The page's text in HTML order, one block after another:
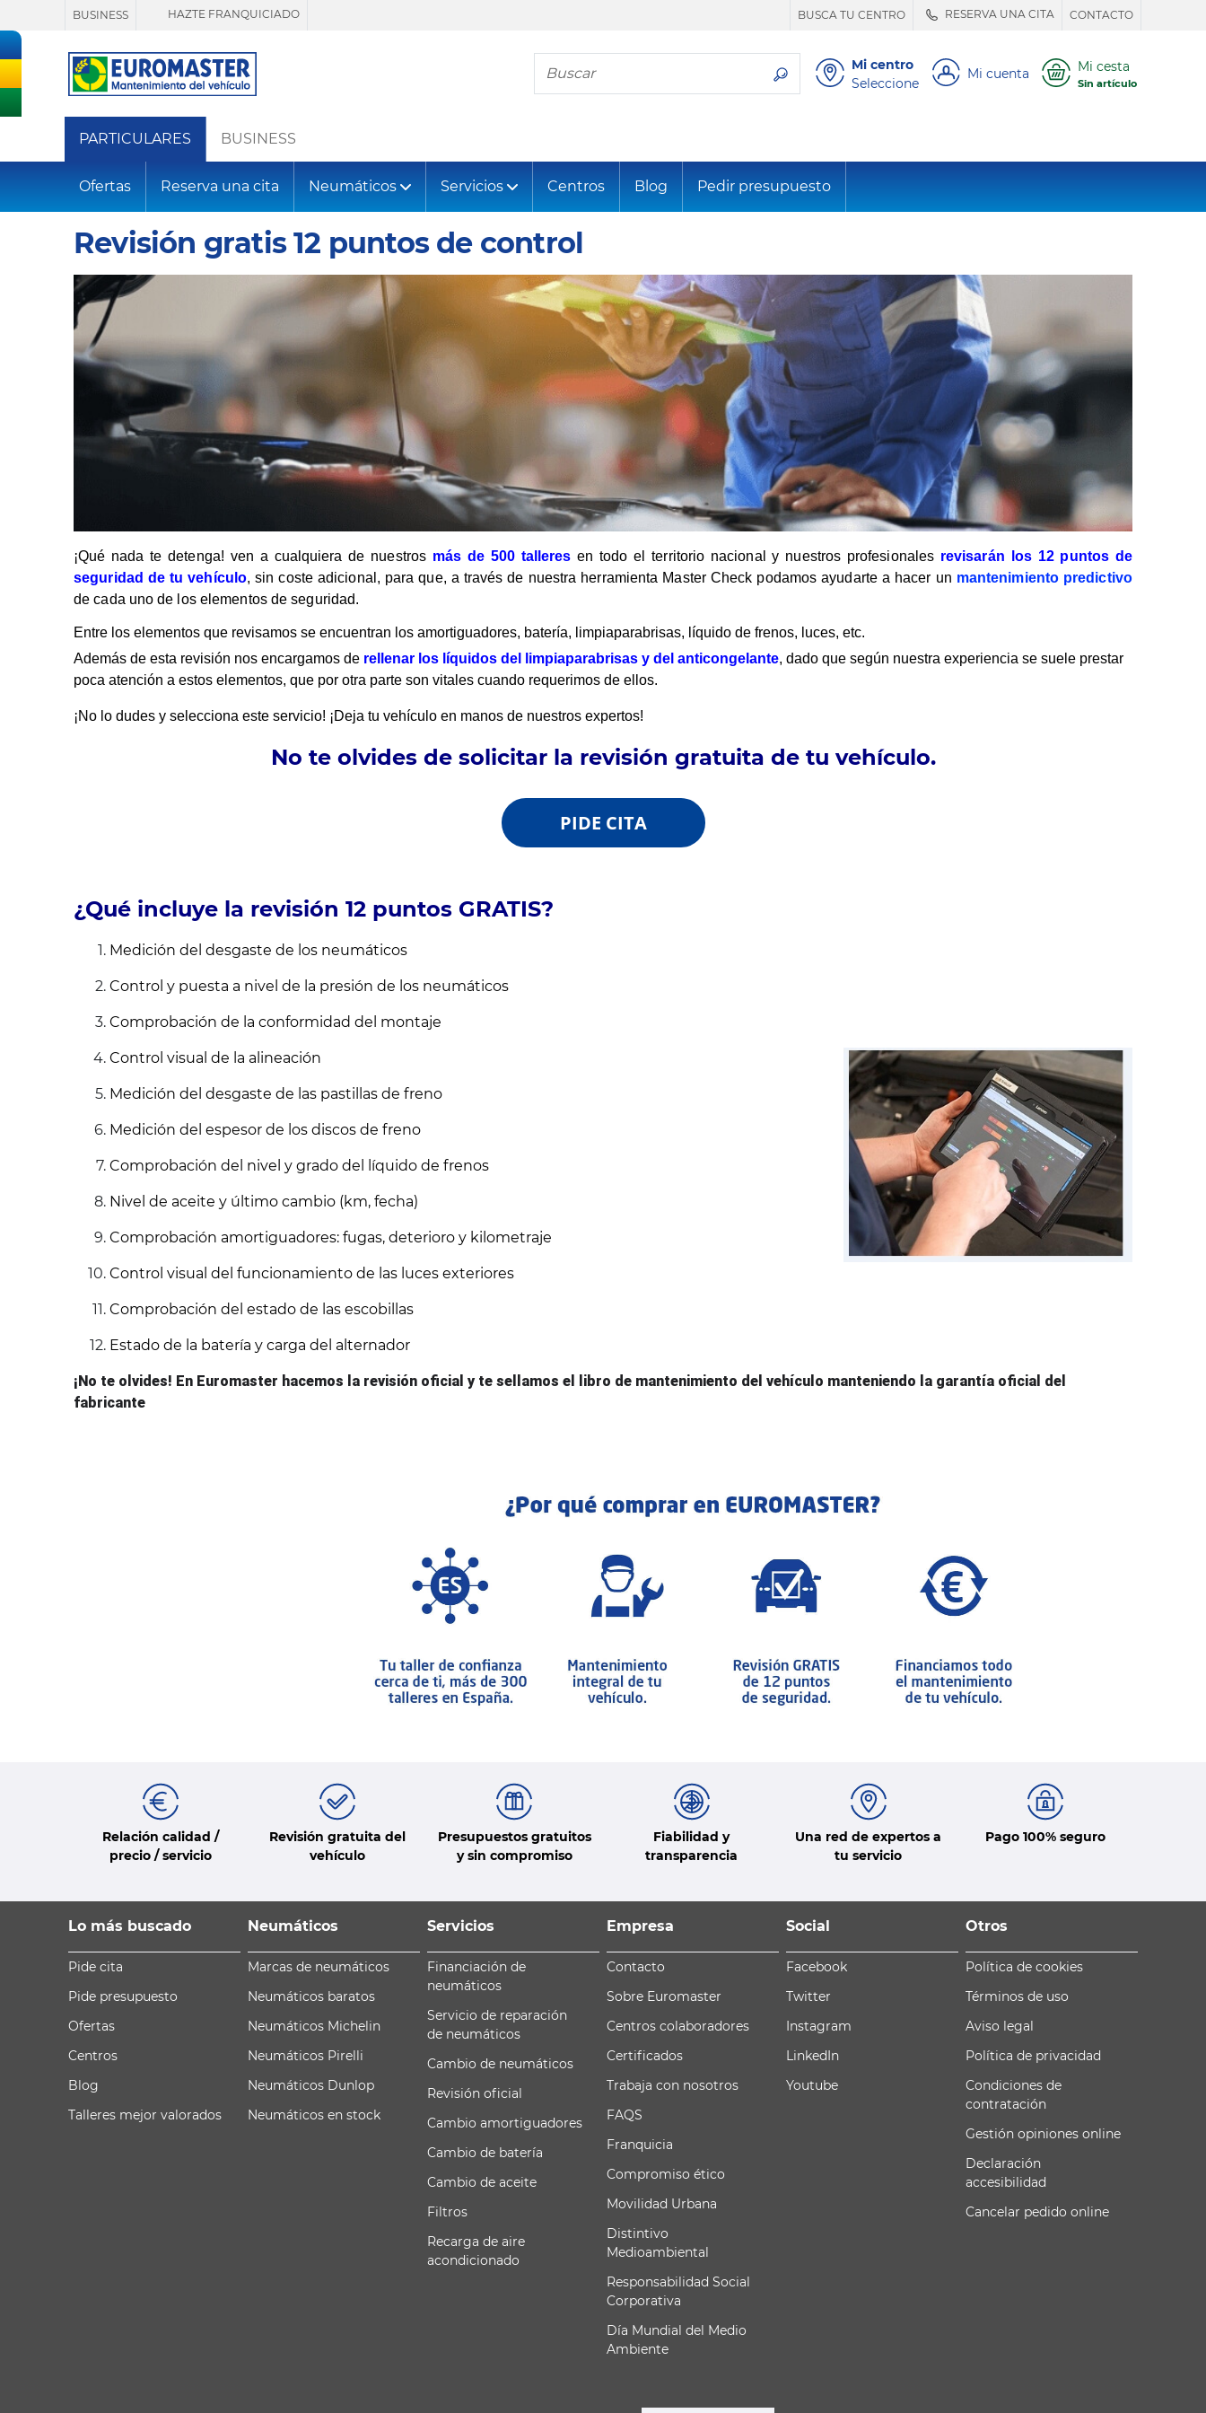
BUSINESS HAZTE FRANQUICIADO BUSCA TU CENTRO RESERVA UNA CITA CONTACTO
Busca tu neumático
Mi centro
Seleccione
Mi cuenta Mi cesta
Sin artículo
PARTICULARES BUSINESS
Ofertas Reserva una cita Neumáticos Servicios Centros Blog Pedir presupuesto
Revisión gratis 12 puntos de control
¡Qué nada te detenga! ven a cualquiera de nuestros más de 500 talleres en todo el territorio nacional y nuestros profesionales revisarán los 12 puntos de
seguridad de tu vehículo, sin coste adicional, para que, a través de nuestra herramienta Master Check podamos ayudarte a hacer un mantenimiento predictivo
de cada uno de los elementos de seguridad.
Entre los elementos que revisamos se encuentran los amortiguadores, batería, limpiaparabrisas, líquido de frenos, luces, etc.
Además de esta revisión nos encargamos de rellenar los líquidos del limpiaparabrisas y del anticongelante, dado que según nuestra experiencia se suele prestar
poca atención a estos elementos, que por otra parte son vitales cuando requerimos de ellos.
¡No lo dudes y selecciona este servicio! ¡Deja tu vehículo en manos de nuestros expertos!
No te olvides de solicitar la revisión gratuita de tu vehículo.
PIDE CITA
¿Qué incluye la revisión 12 puntos GRATIS?
Medición del desgaste de los neumáticos
Control y puesta a nivel de la presión de los neumáticos
Comprobación de la conformidad del montaje
Control visual de la alineación
Medición del desgaste de las pastillas de freno
Medición del espesor de los discos de freno
Comprobación del nivel y grado del líquido de frenos
Nivel de aceite y último cambio (km, fecha)
Comprobación amortiguadores: fugas, deterioro y kilometraje
Control visual del funcionamiento de las luces exteriores
Comprobación del estado de las escobillas
Estado de la batería y carga del alternador
¡No te olvides! En Euromaster hacemos la revisión oficial y te sellamos el libro de mantenimiento del vehículo manteniendo la garantía oficial del
fabricante
Relación calidad /
precio / servicio
Revisión gratuita del
vehículo
Presupuestos gratuitos
y sin compromiso
Fiabilidad y
transparencia
Una red de expertos a
tu servicio
Pago 100% seguro
Lo más buscado
Pide cita
Pide presupuesto
Ofertas
Centros
Blog
Talleres mejor valorados
Neumáticos
Marcas de neumáticos
Neumáticos baratos
Neumáticos Michelin
Neumáticos Pirelli
Neumáticos Dunlop
Neumáticos en stock
Servicios
Financiación de
neumáticos
Servicio de reparación
de neumáticos
Cambio de neumáticos
Revisión oficial
Cambio amortiguadores
Cambio de batería
Cambio de aceite
Filtros
Recarga de aire
acondicionado
Empresa
Contacto
Sobre Euromaster
Centros colaboradores
Certificados
Trabaja con nosotros
FAQS
Franquicia
Compromiso ético
Movilidad Urbana
Distintivo
Medioambiental
Responsabilidad Social
Corporativa
Día Mundial del Medio
Ambiente
Social
Facebook
Twitter
Instagram
LinkedIn
Youtube
Otros
Política de cookies
Términos de uso
Aviso legal
Política de privacidad
Condiciones de
contratación
Gestión opiniones online
Declaración
accesibilidad
Cancelar pedido online